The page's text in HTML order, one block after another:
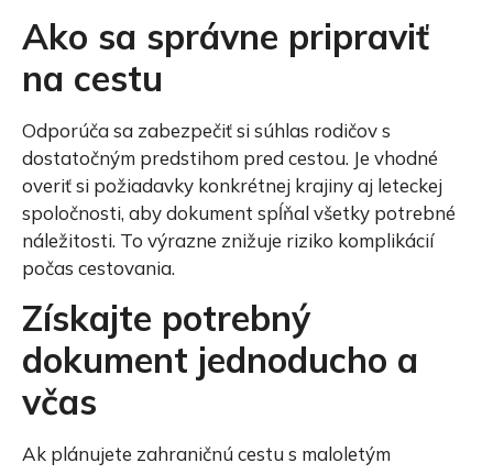
Ako sa správne pripraviť
na cestu
Odporúča sa zabezpečiť si súhlas rodičov s
dostatočným predstihom pred cestou. Je vhodné
overiť si požiadavky konkrétnej krajiny aj leteckej
spoločnosti, aby dokument spĺňal všetky potrebné
náležitosti. To výrazne znižuje riziko komplikácií
počas cestovania.
Získajte potrebný
dokument jednoducho a
včas
Ak plánujete zahraničnú cestu s maloletým